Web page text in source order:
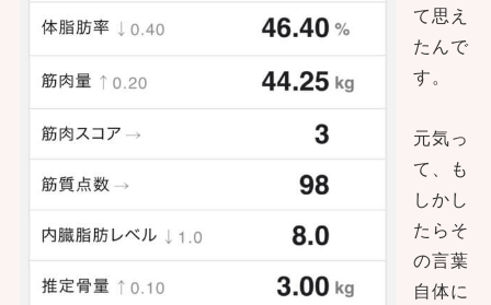
て思え
たんで
す。
元気っ
て、も
しかし
たらそ
の言葉
自体に